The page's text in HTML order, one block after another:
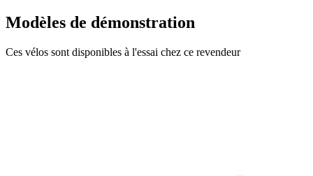
Modèles de démonstration
Ces vélos sont disponibles à l'essai chez ce revendeur